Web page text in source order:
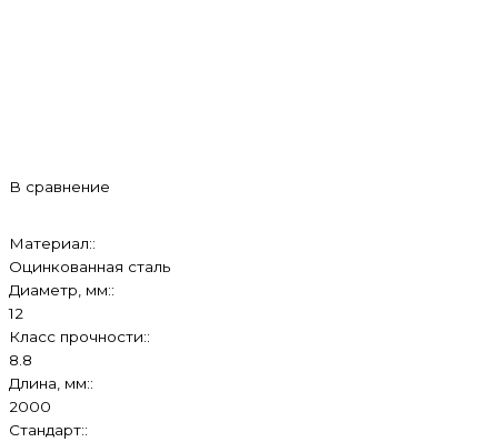
В сравнение
Материал::
Оцинкованная сталь
Диаметр, мм::
12
Класс прочности::
8.8
Длина, мм::
2000
Стандарт::